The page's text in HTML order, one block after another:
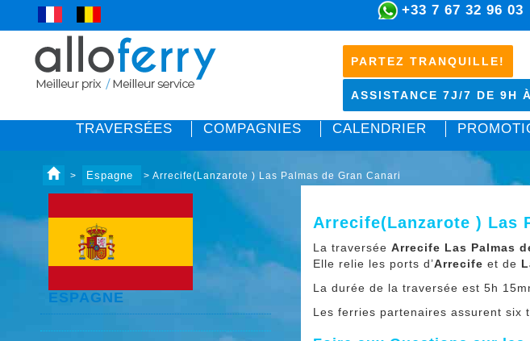
+33 7 67 32 96 03
PARTEZ TRANQUILLE!
ASSISTANCE 7J/7 DE 9H
TRAVERSÉES COMPAGNIES CALENDRIER
> Espagne > Arrecife(Lanzarote ) Las Palmas de Gran Canari
ESPAGNE
Arrecife(Lanzarote ) Las
La traverséeArrecife Las Palmas
Elle relie les ports d’Arrecife et de
La durée de la traversée est 5h
Les ferries partenaires assurent six